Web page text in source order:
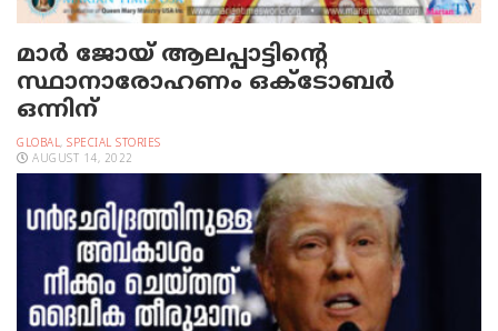
മാർ ജോയ് ആലപ്പാട്ടിന്റെ
സ്ഥാനാരോഹണം ഒക്ടോബർ
ഒന്നിന്
GLOBAL, SPECIAL STORIES
AUGUST 14, 2022